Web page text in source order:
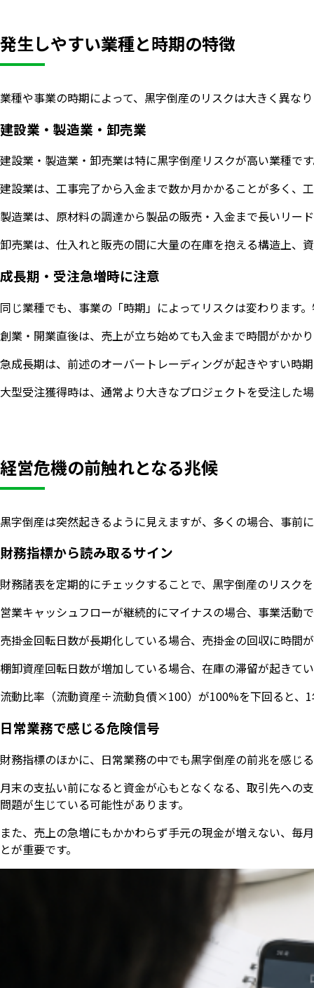
発生しやすい業種と時期の特徴
業種や事業の時期によって、黒字倒産のリスクは大きく異な
建設業・製造業・卸売業
建設業・製造業・卸売業は特に黒字倒産リスクが高い業種で
建設業は、工事完了から入金まで数か月かかることが多く、
製造業は、原材料の調達から製品の販売・入金まで長いリー
卸売業は、仕入れと販売の間に大量の在庫を抱える構造上、
成長期・受注急増時に注意
同じ業種でも、事業の「時期」によってリスクは変わります
創業・開業直後は、売上が立ち始めても入金まで時間がかか
急成長期は、前述のオーバートレーディングが起きやすい時
大型受注獲得時は、通常より大きなプロジェクトを受注した
経営危機の前触れとなる兆候
黒字倒産は突然起きるように見えますが、多くの場合、事前
財務指標から読み取るサイン
財務諸表を定期的にチェックすることで、黒字倒産のリスク
営業キャッシュフローが継続的にマイナスの場合、事業活動
売掛金回転日数が長期化している場合、売掛金の回収に時
棚卸資産回転日数が増加している場合、在庫の滞留が起きて
流動比率（流動資産÷流動負債×100）が100%を下回ると、
日常業務で感じる危険信号
財務指標のほかに、日常業務の中でも黒字倒産の前兆を感じ
月末の支払い前になると資金が心もとなくなる、取引先へ
問題が生じている可能性があります。
また、売上の急増にもかかわらず手元の現金が増えない、毎
とが重要です。